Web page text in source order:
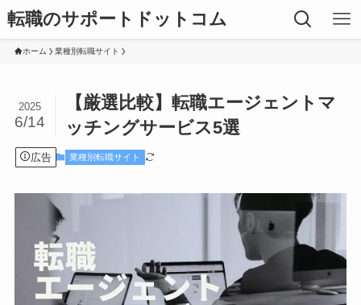
転職のサポートドットコム
ホーム 業種別転職サイト
【厳選比較】転職エージェントマ
ッチングサービス5選
2025
6/14
広告 業種別転職サイト